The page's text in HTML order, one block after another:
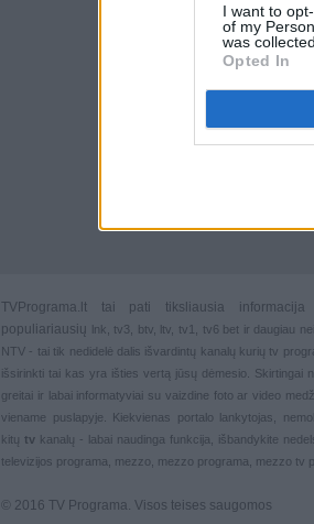
I want to
of my
was collected.
Opted In
TVPrograma.lt tai pati tiksliausia
populiariausių lnk tv3 btv, ltv tv1 tv6 bet ir daugiau
NTV - tai tik nedidelė dalis išvardintų kanalų kurių tv
išsirinkti tai kas yra išties vertą jūsų dėmesio. Skirtingai
greitai ir labai informatyviai su vaizdine foto ar video
viename puslapyje. Kiekvienas portalo lankytojas,
kitų tvkanalų - labai naudinga funkcija, išbandykite
televizijos programa, mezzo, mezzo programa, mezzo tv
© 2016 TV Programa. Visos teises saugomos